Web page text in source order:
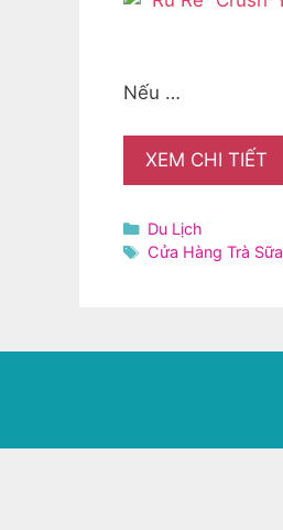
Nếu …
XEM CHI TIẾT
Danh
mục
Du Lịch
Thẻ
Cửa Hàng Trà Sữa